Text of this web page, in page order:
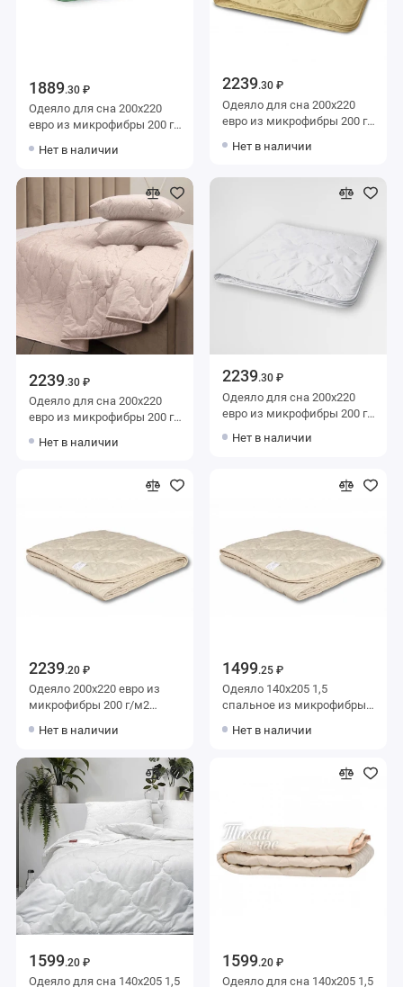
1889.30 ₽
Одеяло для сна 200х220
евро из микрофибры 200 г/
силиконизированное
Нет в наличии
2239.30 ₽
Одеяло для сна 200х220
евро из микрофибры 200 г/
силиконизированное
Нет в наличии
2239.30 ₽
Одеяло для сна 200х220
евро из микрофибры 200 г/
силиконизированное
Нет в наличии
2239.30 ₽
Одеяло для сна 200х220
евро из микрофибры 200 г/
силиконизированное
Нет в наличии
2239.20 ₽
Одеяло 200х220 евро из
микрофибры 200 г/м2
силиконизированное
Нет в наличии
1499.25 ₽
Одеяло 140х205 1,5
спальное из микрофибры
силиконизированное
Нет в наличии
1599.20 ₽
Одеяло для сна 140х205 1,5
1599.20 ₽
Одеяло для сна 140х205 1,5